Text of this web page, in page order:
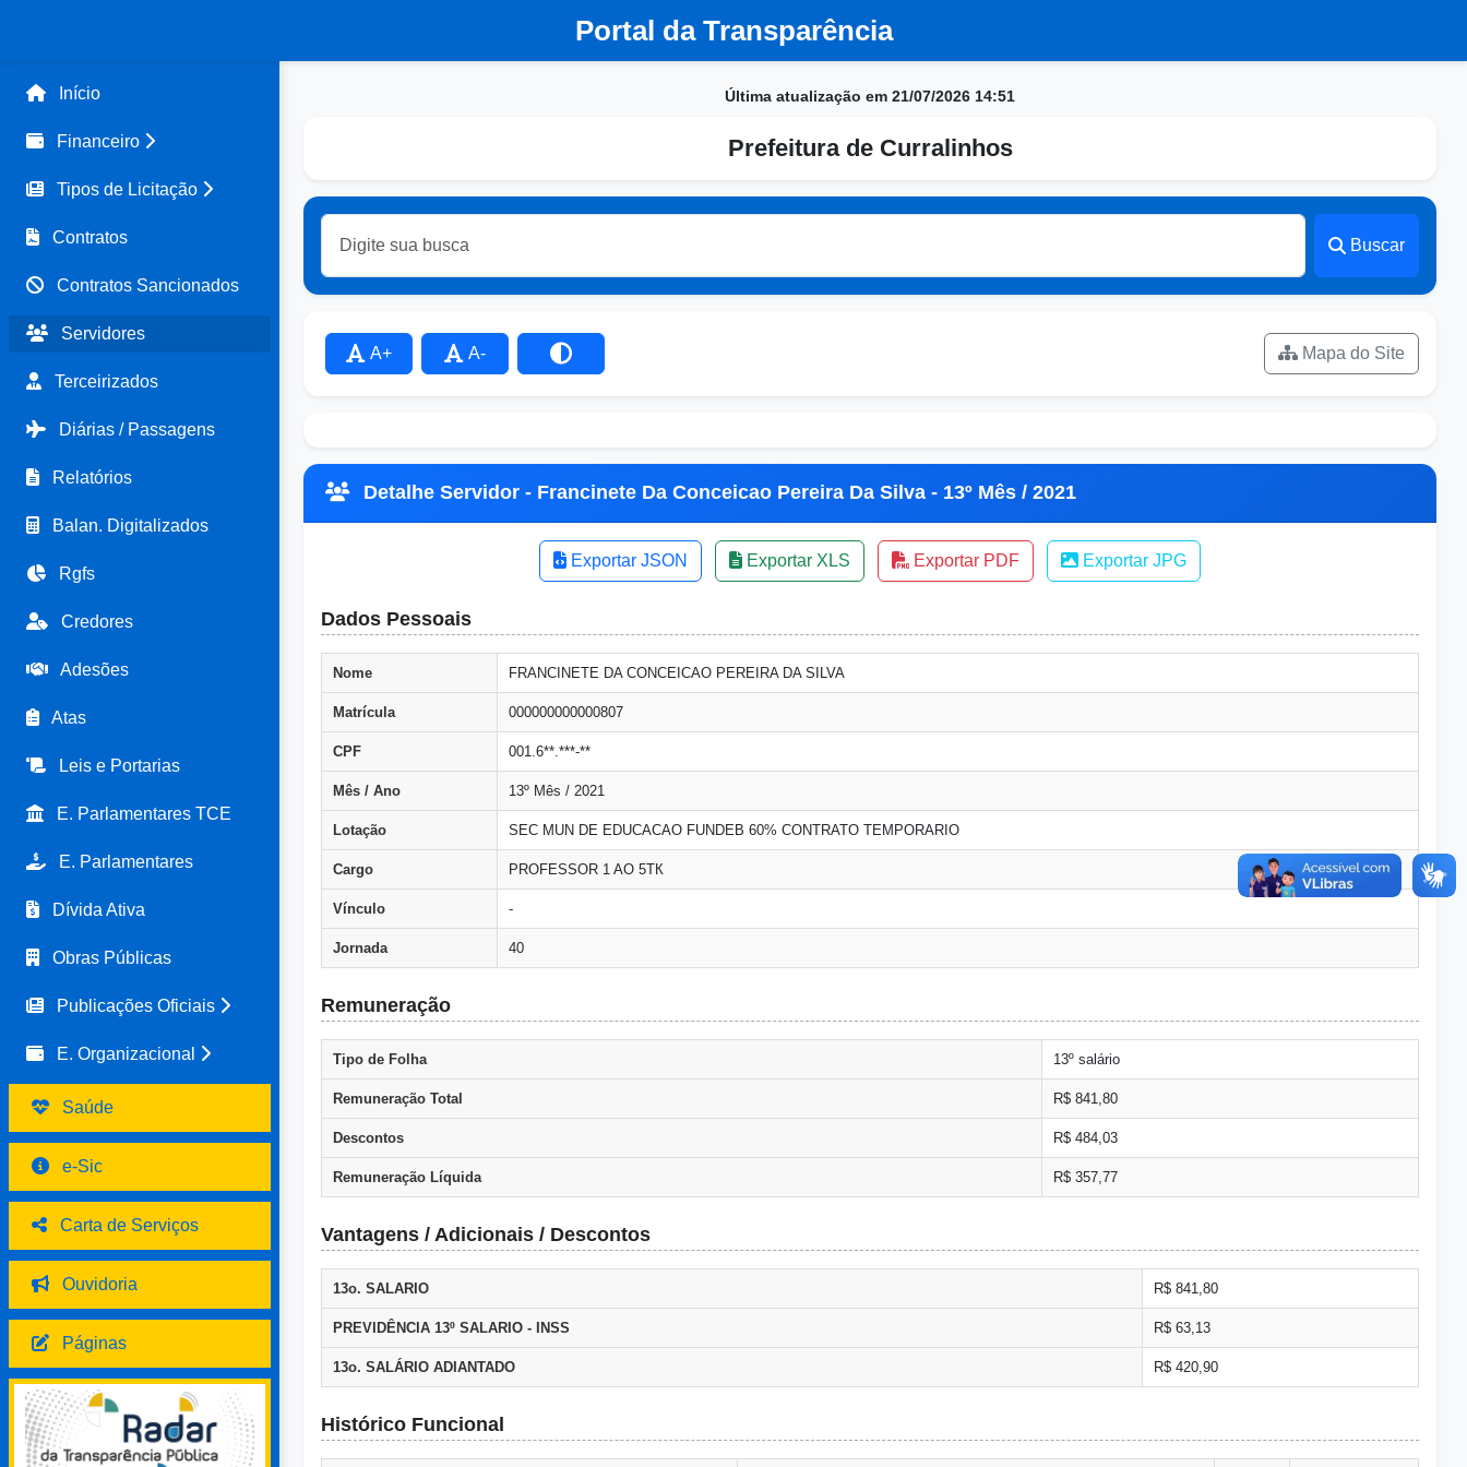
Portal da Transparência
Início
Financeiro
Tipos de Licitação
Contratos
Contratos Sancionados
Servidores
Terceirizados
Diárias / Passagens
Relatórios
Balan. Digitalizados
Rgfs
Credores
Adesões
Atas
Leis e Portarias
E. Parlamentares TCE
E. Parlamentares
Dívida Ativa
Obras Públicas
Publicações Oficiais
E. Organizacional
Saúde
e-Sic
Carta de Serviços
Ouvidoria
Páginas
Última atualização em 21/07/2026 14:51
Prefeitura de Curralinhos
Buscar
A+ A- Mapa do Site
Detalhe Servidor - Francinete Da Conceicao Pereira Da Silva - 13º Mês / 2021
Exportar JSON Exportar XLS Exportar PDF Exportar JPG
Dados Pessoais
Nome FRANCINETE DA CONCEICAO PEREIRA DA SILVA
Matrícula 000000000000807
CPF 001.6**.***-**
Mês / Ano 13º Mês / 2021
Lotação SEC MUN DE EDUCACAO FUNDEB 60% CONTRATO TEMPORARIO
Cargo PROFESSOR 1 AO 5ТК
Vínculo -
Jornada 40
Remuneração
Tipo de Folha 13º salário
Remuneração Total R$ 841,80
Descontos R$ 484,03
Remuneração Líquida R$ 357,77
Vantagens / Adicionais / Descontos
13o. SALARIO R$ 841,80
PREVIDÊNCIA 13º SALARIO - INSS R$ 63,13
13o. SALÁRIO ADIANTADO R$ 420,90
Histórico Funcional